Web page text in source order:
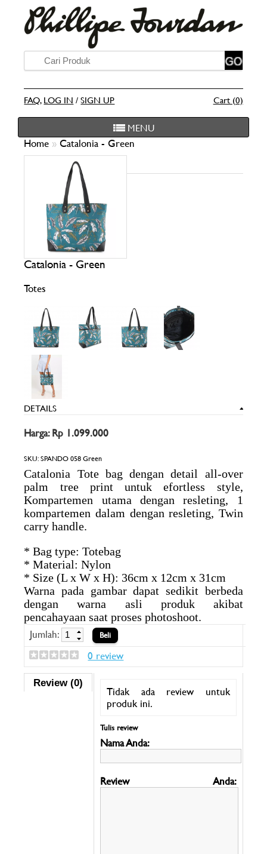
FAQ, LOG IN /SIGN UP Cart (0)
MENU
Home »Catalonia - Green
Catalonia - Green
Totes
DETAILS
Harga: Rp 1.099.000
SKU:SPANDO 058 Green
Catalonia Tote bag dengan detail all-over
palm tree print untuk efortless style,
Kompartemen utama dengan resleting, 1
kompartemen dalam dengan resleting, Twin
carry handle.
* Bag type: Totebag
* Material: Nylon
* Size (L x W x H): 36cm x 12cm x 31cm
Warna pada gambar dapat sedikit berbeda
dengan warna asli produk akibat
pencahayaan saat proses photoshoot.
Jumlah:
0 review
Review (0)
Tidak ada review untuk
produk ini.
Tulis review
Nama Anda:
Review Anda: